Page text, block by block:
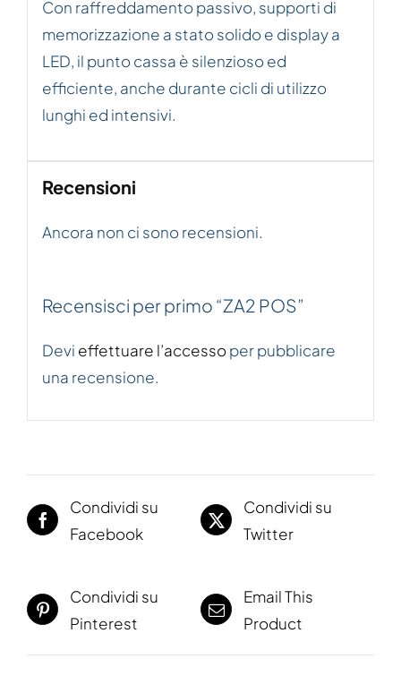
Con raffreddamento passivo, supporti di
memorizzazione a stato solido e display a
LED, il punto cassa è silenzioso ed
efficiente, anche durante cicli di utilizzo
lunghi ed intensivi.
Recensioni
Ancora non ci sono recensioni.
Recensisci per primo “ZA2 POS”
Devi effettuare l’accessoper pubblicare
una recensione.
Condividi su
Facebook
Condividi su
Twitter
Condividi su
Pinterest
Email This
Product